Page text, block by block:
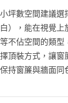
小坪數空間建議選
白），能在視覺上
等不佔空間的類型
擇頂裝方式，讓窗
保持窗簾與牆面同